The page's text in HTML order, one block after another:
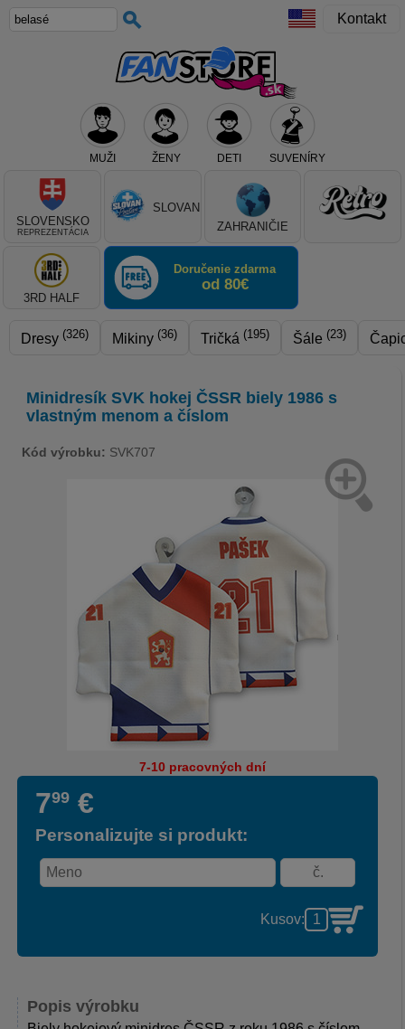
Kontakt
MUŽI ŽENY DETI SUVENÍRY
Teraz vyberte klub, alebo typ výrobku
SLOVENSKO
REPREZENTÁCIA
SLOVAN
ZAHRANIČIE
3RD HALF
Doručenie zdarma
od 80€
Dresy (326) Mikiny (36) Tričká (195) Šále (23)
Minidresík SVK hokej ČSSR biely 1986 s
vlastným menom a číslom
Kód výrobku: SVK707
7-10 pracovných dní
Popis výrobku
799 €
Personalizujte si produkt:
Kusov: